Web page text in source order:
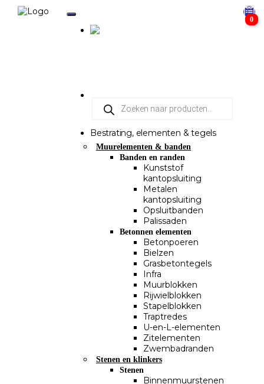
Bestrating, elementen & tegels
Muurelementen & banden
Banden en randen
Kunststof
kantopsluiting
Metalen
kantopsluiting
Opsluitbanden
Palissaden
Betonnen elementen
Betonpoeren
Bielzen
Grasbetontegels
Infra
Muurblokken
Rijwielblokken
Stapelblokken
Traptredes
U-en-L-elementen
Zitelementen
Zwembadranden
Stenen en klinkers
Stenen
Binnenmuurstenen
0